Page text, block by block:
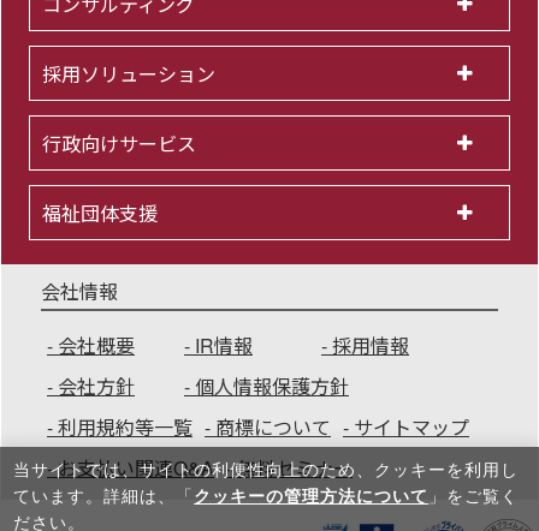
採用ソリューション
行政向けサービス
福祉団体支援
会社情報
会社概要
IR情報
採用情報
会社方針
個人情報保護方針
利用規約等一覧
商標について
サイトマップ
お支払い関連Q&A
無料セミナー
当サイトでは、サイトの利便性向上のため、クッキーを利⽤し
ています。詳細は、「 クッキーの管理方法について 」をご覧く
ださい。